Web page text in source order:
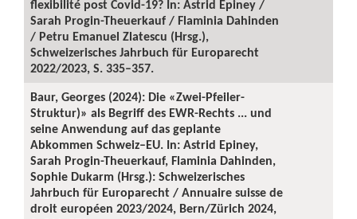
flexibilité post Covid-19? In: Astrid Epiney /
Sarah Progin-Theuerkauf / Flaminia Dahinden
/ Petru Emanuel Zlatescu (Hrsg.),
Schweizerisches Jahrbuch für Europarecht
2022/2023, S. 335–357.
Baur, Georges (2024): Die «Zwei-Pfeiler-
Struktur)» als Begriff des EWR-Rechts ... und
seine Anwendung auf das geplante
Abkommen Schweiz–EU. In: Astrid Epiney,
Sarah Progin-Theuerkauf, Flaminia Dahinden,
Sophie Dukarm (Hrsg.): Schweizerisches
Jahrbuch für Europarecht / Annuaire suisse de
droit européen 2023/2024, Bern/Zürich 2024,